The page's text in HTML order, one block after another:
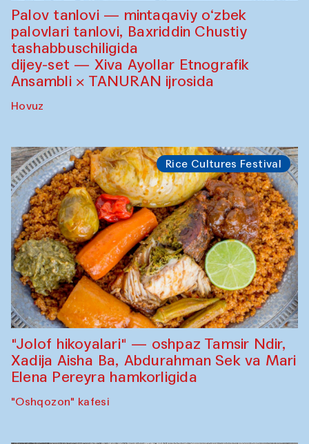
Palov tanlovi — mintaqaviy o‘zbek
palovlari tanlovi, Baxriddin Chustiy
tashabbuschiligida
dijey-set — Xiva Ayollar Etnografik
Ansambli × TANURAN ijrosida
Hovuz
Rice Cultures Festival
"Jolof hikoyalari" — oshpaz Tamsir Ndir,
Xadija Aisha Ba, Abdurahman Sek va Mari
Elena Pereyra hamkorligida
"Oshqozon" kafesi